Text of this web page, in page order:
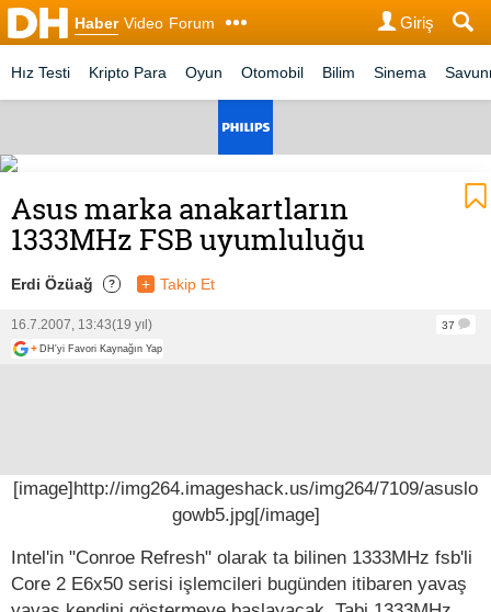
Haber Video Forum Giriş
Hız Testi Kripto Para Oyun Otomobil Bilim Sinema
Asus marka anakartların
1333MHz FSB uyumluluğu
Erdi Özüağ ? + Takip Et
16.7.2007, 13:43(19 yıl)
37
+ DH'yi Favori Kaynağın Yap
[image]http://img264.imageshack.us/img264/7109/asuslo
gowb5.jpg[/image]
Intel'in "Conroe Refresh" olarak ta bilinen 1333MHz fsb'li
Core 2 E6x50 serisi işlemcileri bugünden itibaren yavaş